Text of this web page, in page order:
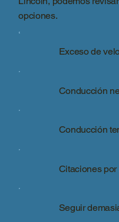
opciones.
Exceso de
Conducción
Conducción
Citaciones
Seguir